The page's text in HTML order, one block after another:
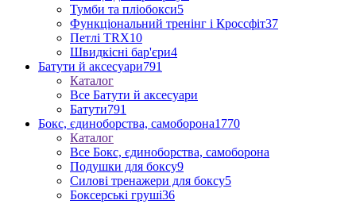
Тумби та пліобокси5
Функціональний тренінг і Кроссфіт37
Петлі TRX10
Швидкісні бар'єри4
Батути й аксесуари791
Каталог
Все Батути й аксесуари
Батути791
Бокс, єдиноборства, самоборона1770
Каталог
Все Бокс, єдиноборства, самоборона
Подушки для боксу9
Силові тренажери для боксу5
Боксерські груші36